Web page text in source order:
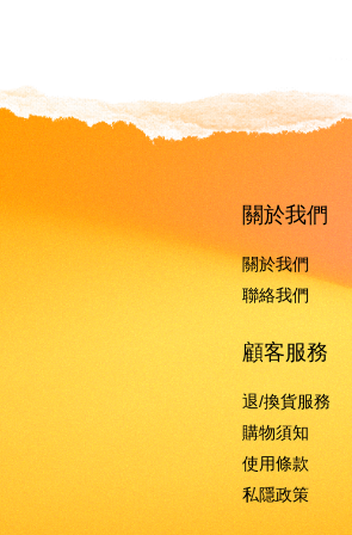
關於我們
關於我們
聯絡我們
顧客服務
退/換貨服務
購物須知
使用條款
私隱政策